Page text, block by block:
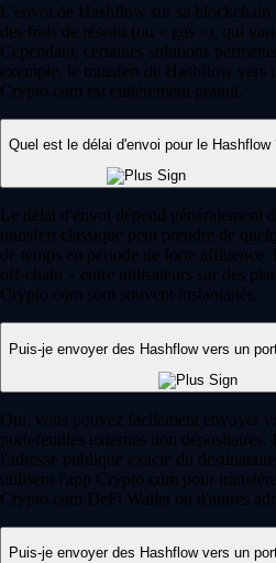
L'envoi de Hashflow sur sa blockchain
des frais de réseau (ou « gas »), qui
Cependant, certaines solutions
exemple, le transfert de Hashflow vers
Crypto.com est entièrement gratuit.
Quel est le délai d'envoi pour le Hashflow
Le délai d'envoi dépend généralement
transfert classique peut prendre de
de temps en période de forte affluence.
off-chain » entre utilisateurs sur des
Crypto.com sont souvent instantanés.
Puis-je envoyer des Hashflow vers un
Oui, vous pouvez facilement envoyer
portefeuilles externes non
l'adresse publique exacte du
utilisent l'app Crypto.com pour
Crypto.com DeFi Wallet ou d'autres
Puis-je envoyer des Hashflow vers un